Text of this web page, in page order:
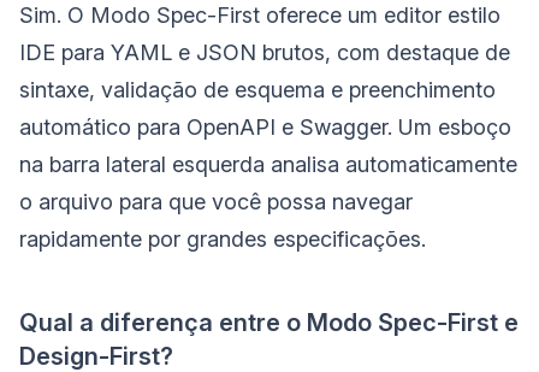
Sim. O Modo Spec-First oferece um editor estilo
IDE para YAML e JSON brutos, com destaque de
sintaxe, validação de esquema e preenchimento
automático para OpenAPI e Swagger. Um esboço
na barra lateral esquerda analisa automaticamente
o arquivo para que você possa navegar
rapidamente por grandes especificações.
Qual a diferença entre o Modo Spec-First e
Design-First?